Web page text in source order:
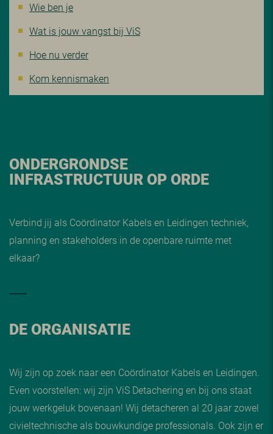
Wie ben je
Wat is jouw vangst bij ViS
Hoe nu verder
Kom kennismaken
ONDERGRONDSE
INFRASTRUCTUUR OP ORDE
Verbind jij als Coördinator Kabels en Leidingen techniek,
planning en stakeholders in de openbare ruimte met
elkaar?
DE ORGANISATIE
Wij zijn op zoek naar een Coördinator Kabels en Leidingen.
Even voorstellen: wij zijn ViS Detachering en bij ons staat
jouw werkgeluk bovenaan! Wij detacheren al 20 jaar zowel
civieltechnische als bouwkundige professionals. Ook zijn er